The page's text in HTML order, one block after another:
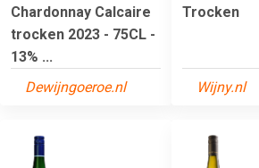
Chardonnay Calcaire
trocken 2023 - 75CL -
13% ...
Dewijngoeroe.nl
Trocken
Wijny.nl